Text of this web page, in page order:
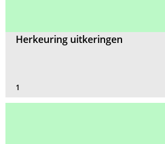
Herkeuring uitkeringen
1